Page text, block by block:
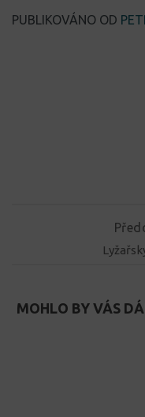
PUBLIKOVÁNO OD
MOHLO BY VÁS